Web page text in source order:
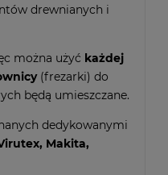
drewnianych i
można użyć każdej
(frezarki) do
będą umieszczane.
dedykowanymi
Makita,